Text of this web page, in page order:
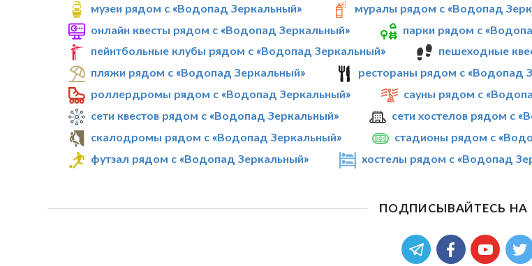
музеи рядом с «Водопад Зеркальный»
муралы рядом с «Водопад
онлайн квесты рядом с «Водопад Зеркальный»
парки рядом с
пейнтбольные клубы рядом с «Водопад Зеркальный»
пешеходные
пляжи рядом с «Водопад Зеркальный»
рестораны рядом с «Водопад
роллердромы рядом с «Водопад Зеркальный»
сауны рядом с
сети квестов рядом с «Водопад Зеркальный»
сети хостелов рядом с
скалодромы рядом с «Водопад Зеркальный»
стадионы рядом с
футзал рядом с «Водопад Зеркальный»
хостелы рядом с «Водопад
ПОДПИСЫВАЙТЕСЬ НА